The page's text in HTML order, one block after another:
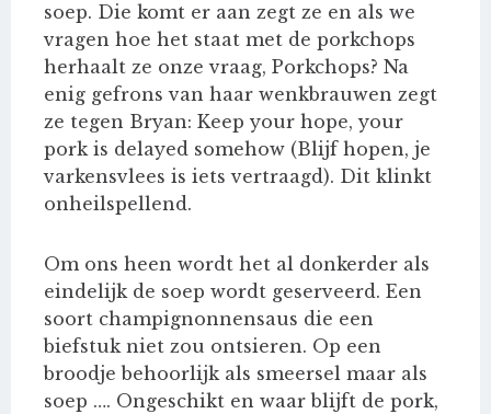
soep. Die komt er aan zegt ze en als we
vragen hoe het staat met de porkchops
herhaalt ze onze vraag, Porkchops? Na
enig gefrons van haar wenkbrauwen zegt
ze tegen Bryan: Keep your hope, your
pork is delayed somehow (Blijf hopen, je
varkensvlees is iets vertraagd). Dit klinkt
onheilspellend.
Om ons heen wordt het al donkerder als
eindelijk de soep wordt geserveerd. Een
soort champignonnensaus die een
biefstuk niet zou ontsieren. Op een
broodje behoorlijk als smeersel maar als
soep …. Ongeschikt en waar blijft de pork,